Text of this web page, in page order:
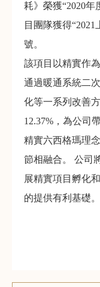
耗》榮獲“2020
目團隊獲得
號。
該項目以精實作
通過暖通系統二
化等一系列改善
12.37%，為公司
精實六西格瑪理
節相融合。 公司
展精實項目孵化
的提供有利基礎。